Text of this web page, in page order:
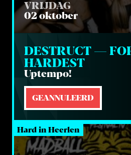
VRIJDAG
02 oktober
DESTRUCT —
HARDEST
Uptem­po!
GEANNULEERD
Hard in Heerlen